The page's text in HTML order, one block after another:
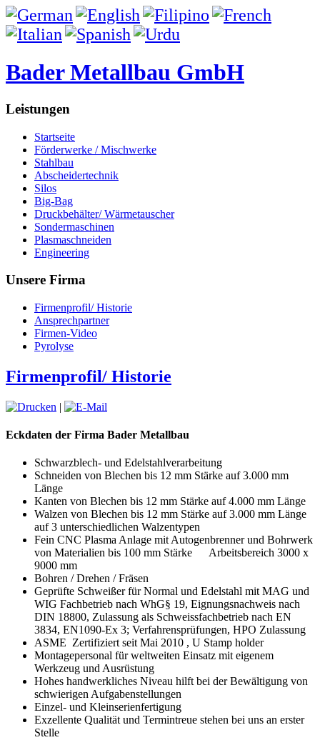
Bader Metallbau GmbH
Leistungen
Startseite
Förderwerke / Mischwerke
Stahlbau
Abscheidertechnik
Silos
Big-Bag
Druckbehälter/ Wärmetauscher
Sondermaschinen
Plasmaschneiden
Engineering
Unsere Firma
Firmenprofil/ Historie
Ansprechpartner
Firmen-Video
Pyrolyse
Firmenprofil/ Historie
|
Eckdaten der Firma Bader Metallbau
Schwarzblech- und Edelstahlverarbeitung
Schneiden von Blechen bis 12 mm Stärke auf 3.000 mm
Länge
Kanten von Blechen bis 12 mm Stärke auf 4.000 mm Länge
Walzen von Blechen bis 12 mm Stärke auf 3.000 mm Länge
auf 3 unterschiedlichen Walzentypen
Fein CNC Plasma Anlage mit Autogenbrenner und Bohrwerk
von Materialien bis 100 mm Stärke Arbeitsbereich 3000 x
9000 mm
Bohren / Drehen / Fräsen
Geprüfte Schweißer für Normal und Edelstahl mit MAG und
WIG Fachbetrieb nach WhG§ 19, Eignungsnachweis nach
DIN 18800, Zulassung als Schweissfachbetrieb nach EN
3834, EN1090-Ex 3; Verfahrensprüfungen, HPO Zulassung
ASME Zertifiziert seit Mai 2010 , U Stamp holder
Montagepersonal für weltweiten Einsatz mit eigenem
Werkzeug und Ausrüstung
Hohes handwerkliches Niveau hilft bei der Bewältigung von
schwierigen Aufgabenstellungen
Einzel- und Kleinserienfertigung
Exzellente Qualität und Termintreue stehen bei uns an erster
Stelle